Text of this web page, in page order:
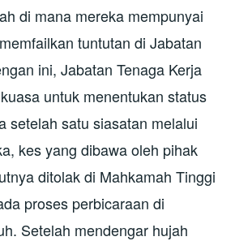
di mana mereka mempunyai
tuntutan di Jabatan
ini, Jabatan Tenaga Kerja
untuk menentukan status
setelah satu siasatan melalui
kes yang dibawa oleh pihak
ditolak di Mahkamah Tinggi
proses perbicaraan di
Setelah mendengar hujah